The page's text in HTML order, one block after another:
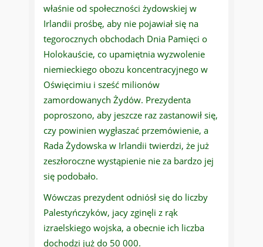
właśnie od społeczności żydowskiej w
Irlandii prośbę, aby nie pojawiał się na
tegorocznych obchodach Dnia Pamięci o
Holokauście, co upamiętnia wyzwolenie
niemieckiego obozu koncentracyjnego w
Oświęcimiu i sześć milionów
zamordowanych Żydów. Prezydenta
poproszono, aby jeszcze raz zastanowił się,
czy powinien wygłaszać przemówienie, a
Rada Żydowska w Irlandii twierdzi, że już
zeszłoroczne wystąpienie nie za bardzo jej
się podobało.
Wówczas prezydent odniósł się do liczby
Palestyńczyków, jacy zginęli z rąk
izraelskiego wojska, a obecnie ich liczba
dochodzi już do 50 000.